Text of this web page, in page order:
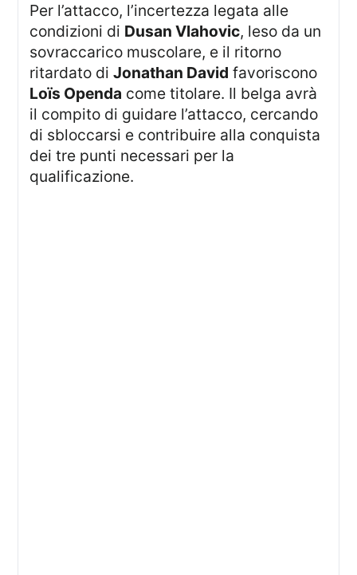
Per l’attacco, l’incertezza legata alle
condizioni di Dusan Vlahovic, leso da un
sovraccarico muscolare, e il ritorno
ritardato diJonathan David favoriscono
Loïs Openda come titolare. Il belga avrà
il compito di guidare l’attacco, cercando
di sbloccarsi e contribuire alla conquista
dei tre punti necessari per la
qualificazione.